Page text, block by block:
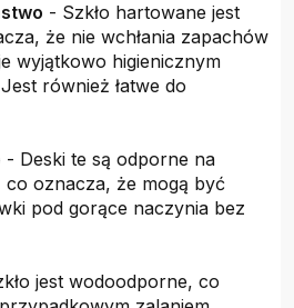
- Szkło hartowane jest
że nie wchłania zapachów
wyjątkowo higienicznym
również łatwe do
- Deski te są odporne na
oznacza, że mogą być
pod gorące naczynia bez
jest wodoodporne, co